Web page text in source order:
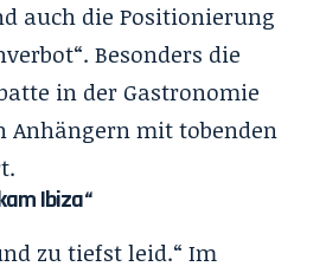
auch die Positionierung
Besonders die
in der Gastronomie
Anhängern mit tobenden
Ibiza“
zu tiefst leid.“ Im